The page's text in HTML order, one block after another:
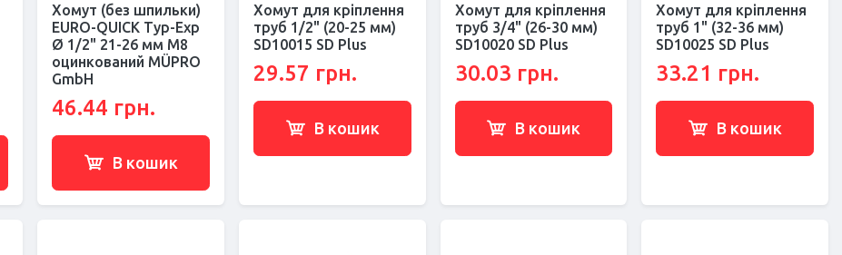
Хомут (без шпильки)
EURO-QUICK Typ-Exp
Ø 1/2" 21-26 мм M8
оцинкований MÜPRO
GmbH
46.44 грн.
В кошик
Хомут для кріплення
труб 1/2" (20-25 мм)
SD10015 SD Plus
29.57 грн.
В кошик
Хомут для кріплення
труб 3/4" (26-30 мм)
SD10020 SD Plus
30.03 грн.
В кошик
Хомут для кріплення
труб 1" (32-36 мм)
SD10025 SD Plus
33.21 грн.
В кошик